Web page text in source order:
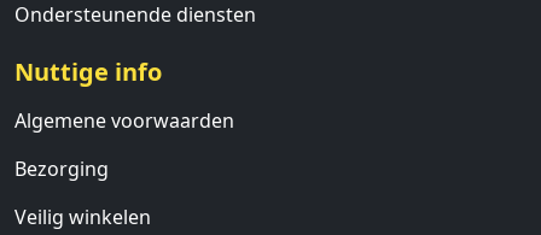
Ondersteunende diensten
Nuttige info
Algemene voorwaarden
Bezorging
Veilig winkelen